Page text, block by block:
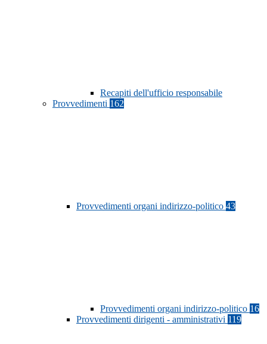
Recapiti dell'ufficio responsabile
Provvedimenti 162
Provvedimenti organi indirizzo-politico 43
Provvedimenti organi indirizzo-politico 16
Provvedimenti dirigenti - amministrativi 119